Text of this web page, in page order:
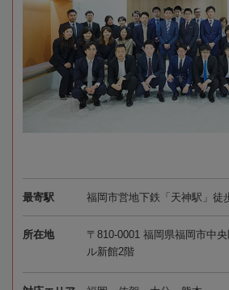
最寄駅 福岡市営地下鉄「天神駅」徒
所在地
〒810-0001 福岡県福岡市中
ル新館2階